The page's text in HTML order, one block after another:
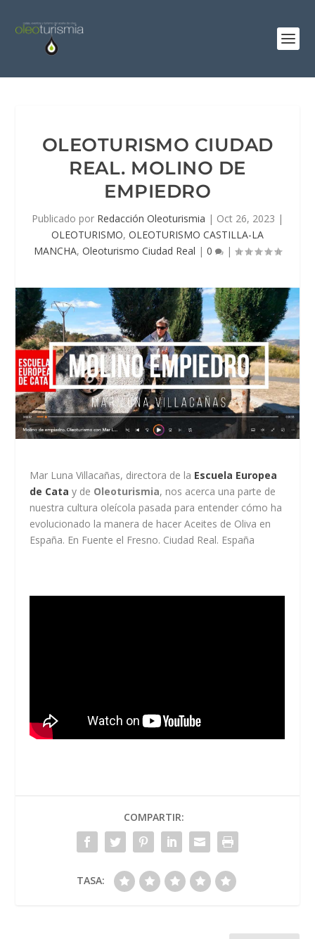
OLEOTURISMO CIUDAD
REAL. MOLINO DE
EMPIEDRO
Publicado por Redacción Oleoturismia | Oct 26, 2023 |
OLEOTURISMO, OLEOTURISMO CASTILLA-LA
MANCHA, Oleoturismo Ciudad Real | 0 |
Mar Luna Villacañas, directora de la Escuela Europea
de Cata y de Oleoturismia, nos acerca una parte de
nuestra cultura oleícola pasada para entender cómo ha
evolucionado la manera de hacer Aceites de Oliva en
España. En Fuente el Fresno. Ciudad Real. España
COMPARTIR:
TASA: